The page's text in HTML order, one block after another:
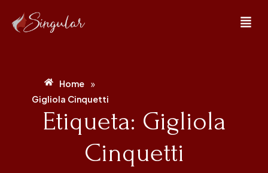
Home »
Gigliola Cinquetti
Etiqueta: Gigliola
Cinquetti